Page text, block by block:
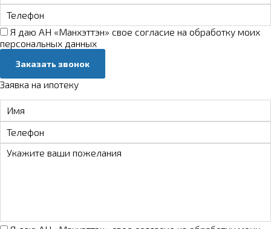
Я даю АН «Манхэттэн» свое согласие на обработку моих
персональных данных
Заказать звонок
Заявка на ипотеку